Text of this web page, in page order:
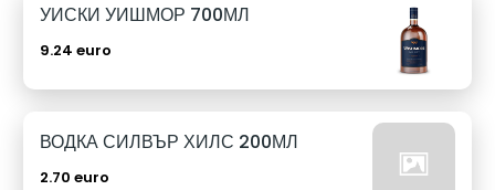
УИСКИ УИШМОР 700МЛ
9.24 euro
ВОДКА СИЛВЪР ХИЛС 200МЛ
2.70 euro